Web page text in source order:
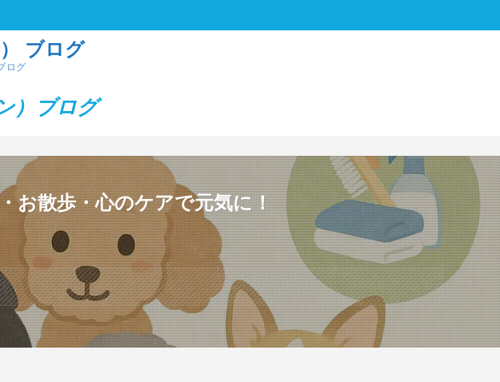
ブログ
ログ
） ブログ
お散歩・心のケアで元気に！